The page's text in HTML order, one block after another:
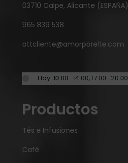
03710 Calpe, Alicante (ESPAÑA)
965 839 538
attcliente@amorporelte.com
… · Hoy: 10:00–14:00, 17:00–20:00
Productos
Tés e Infusiones
Café